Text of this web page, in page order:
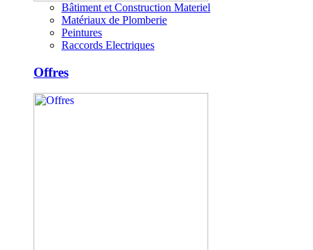
Bâtiment et Construction Materiel
Matériaux de Plomberie
Peintures
Raccords Electriques
Offres